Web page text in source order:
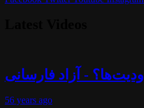
56 years ago